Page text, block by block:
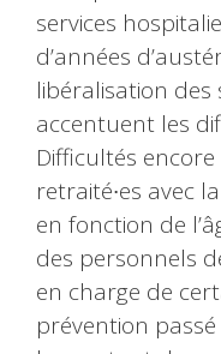
services
d’années
libéralisation des
accentuent les
Difficultés
retraité∙es avec
en fonction de
des personnels
en charge de
prévention